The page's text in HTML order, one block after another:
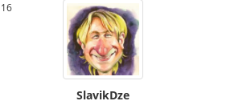
SlavikDze
16 באפריל 2026, 18:41:30